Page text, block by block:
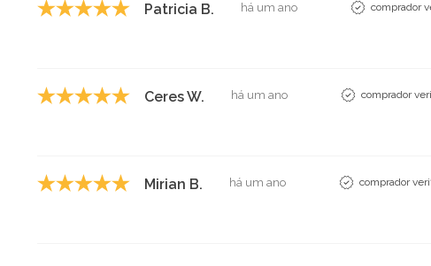
Patricia B. há um ano comprador
Ceres W. há um ano comprador
Mirian B. há um ano comprador